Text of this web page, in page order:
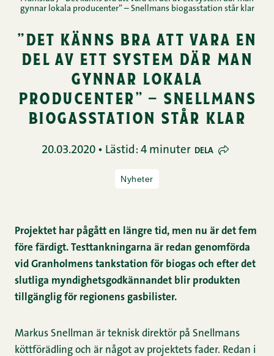
gynnar lokala producenter” – Snellmans biogasstation står klar
”det känns bra att vara en
del av ett system där man
gynnar lokala
producenter” – snellmans
biogasstation står klar
20.03.2020 • Lästid: 4 minuter DELA
Nyheter
Projektet har pågått en längre tid, men nu är det fem
före färdigt. Testtankningarna är redan genomförda
vid Granholmens tankstation för biogas och efter det
slutliga myndighetsgodkännandet blir produkten
tillgänglig för regionens gasbilister.
Markus Snellman är teknisk direktör på Snellmans
köttförädling och är något av projektets fader. Redan i